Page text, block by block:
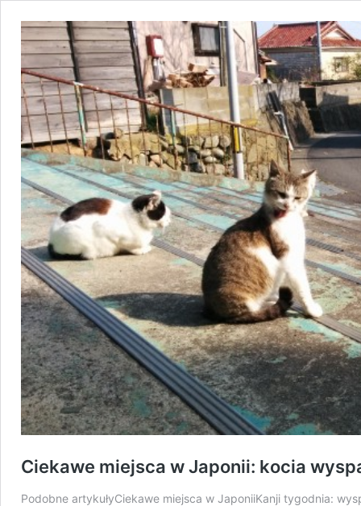
Ciekawe miejsca w Japonii: kocia
Podobne artykułyCiekawe miejsca w JaponiiKanji tygodnia: